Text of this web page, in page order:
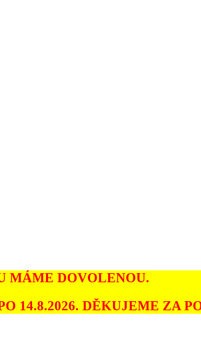
MÁME DOVOLENOU.
14.8.2026. DĚKUJEME ZA